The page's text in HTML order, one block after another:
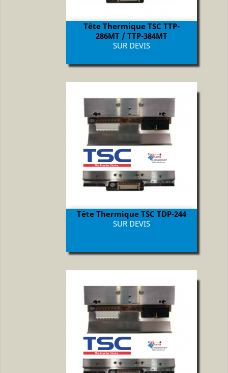
Tête Thermique TSC TTP-
286MT / TTP-384MT
Prix
SUR DEVIS
Tête Thermique TSC TDP-244
Prix
SUR DEVIS